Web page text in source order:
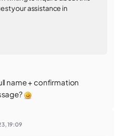
your assistance in
name + confirmation
19:09